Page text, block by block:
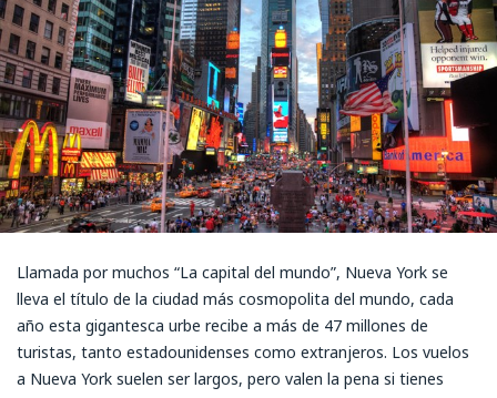
Llamada por muchos “La capital del mundo”, Nueva York se
lleva el título de la ciudad más cosmopolita del mundo, cada
año esta gigantesca urbe recibe a más de 47 millones de
turistas, tanto estadounidenses como extranjeros. Los vuelos
a Nueva York suelen ser largos, pero valen la pena si tienes